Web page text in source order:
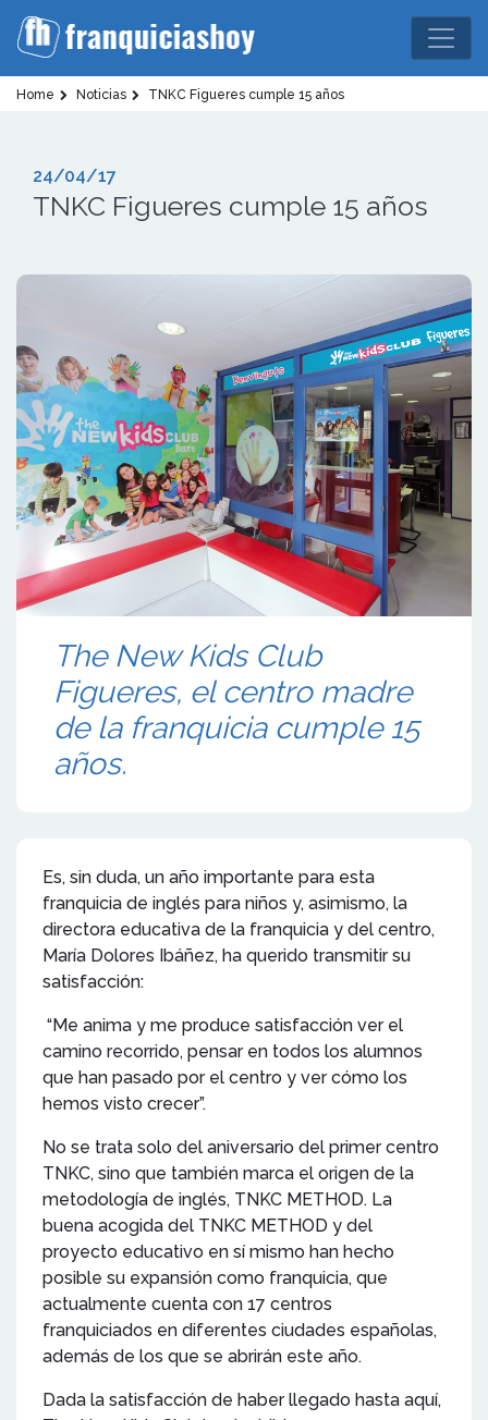
Home Noticias TNKC Figueres cumple 15 años
24/04/17
TNKC Figueres cumple 15 años
The New Kids Club
Figueres, el centro madre
de la franquicia cumple 15
años.
Es, sin duda, un año importante para esta
franquicia de inglés para niños y, asimismo, la
directora educativa de la franquicia y del centro,
María Dolores Ibáñez, ha querido transmitir su
satisfacción:
“Me anima y me produce satisfacción ver el
camino recorrido, pensar en todos los alumnos
que han pasado por el centro y ver cómo los
hemos visto crecer”.
No se trata solo del aniversario del primer centro
TNKC, sino que también marca el origen de la
metodología de inglés, TNKC METHOD. La
buena acogida del TNKC METHOD y del
proyecto educativo en sí mismo han hecho
posible su expansión como franquicia, que
actualmente cuenta con 17 centros
franquiciados en diferentes ciudades españolas,
además de los que se abrirán este año.
Dada la satisfacción de haber llegado hasta aquí,